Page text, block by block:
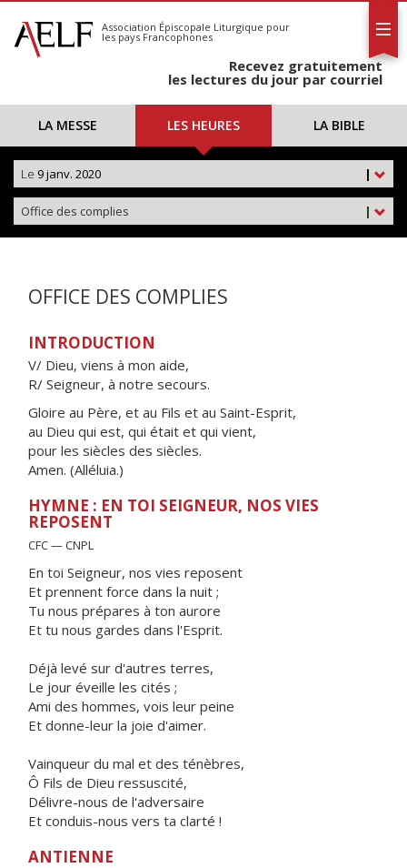
S'abonner
Calendrier
Association Épiscopale Liturgique pour
les pays Francophones
Recevez gratuitement
les lectures du jour par courriel
LA MESSE LES HEURES LA BIBLE
|
Le 9 janv. 2020
|
Office des complies
OFFICE DES COMPLIES
INTRODUCTION
V/ Dieu, viens à mon aide,
R/ Seigneur, à notre secours.
Gloire au Père, et au Fils et au Saint-Esprit,
au Dieu qui est, qui était et qui vient,
pour les siècles des siècles.
Amen. (Alléluia.)
HYMNE : EN TOI SEIGNEUR, NOS VIES
REPOSENT
CFC — CNPL
En toi Seigneur, nos vies reposent
Et prennent force dans la nuit ;
Tu nous prépares à ton aurore
Et tu nous gardes dans l'Esprit.
Déjà levé sur d'autres terres,
Le jour éveille les cités ;
Ami des hommes, vois leur peine
Et donne-leur la joie d'aimer.
Vainqueur du mal et des ténèbres,
Ô Fils de Dieu ressuscité,
Délivre-nous de l'adversaire
Et conduis-nous vers ta clarté !
ANTIENNE